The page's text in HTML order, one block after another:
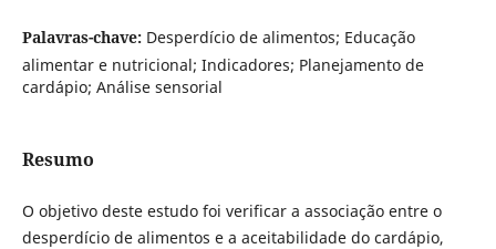
Palavras-chave: Desperdício de alimentos; Educação
alimentar e nutricional; Indicadores; Planejamento de
cardápio; Análise sensorial
Resumo
O objetivo deste estudo foi verificar a associação entre o
desperdício de alimentos e a aceitabilidade do cardápio,